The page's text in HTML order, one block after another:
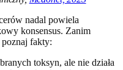
nadal powiela
konsensus. Zanim
fakty:
toksyn, ale nie działa